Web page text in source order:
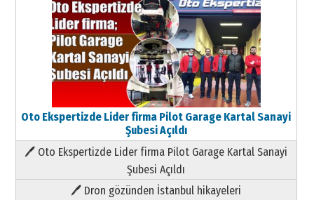
Oto Ekspertizde Lider firma Pilot Garage Kartal Sanayi
Şubesi Açıldı
🖊 Oto Ekspertizde Lider firma Pilot Garage Kartal Sanayi
Şubesi Açıldı
🖊 Dron gözünden İstanbul hikayeleri